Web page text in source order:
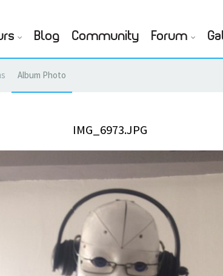
Blog Community Forum
Album Photo
IMG_6973.JPG